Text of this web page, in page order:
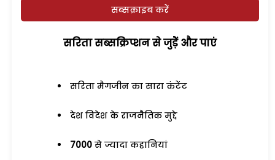
सब्सक्राइब करें
सरिता सब्सक्रिप्शन से जुड़ेें और पाएं
सरिता मैगजीन का सारा कंटेंट
देश विदेश के राजनैतिक मुद्दे
7000 से ज्यादा कहानियां